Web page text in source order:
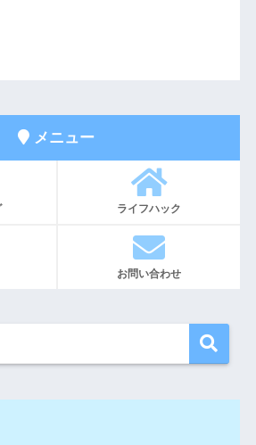
メニュー
ライフハック
お問い合わせ